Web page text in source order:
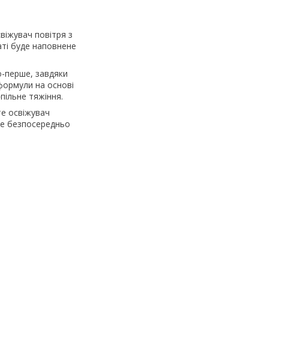
повітря з
буде наповнене
перше, завдяки
на основі
тяжіння.
освіжувач
безпосередньо